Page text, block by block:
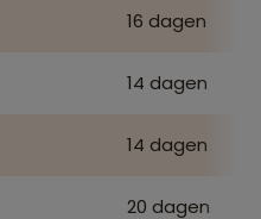
16 dagen
14 dagen
14 dagen
20 dagen